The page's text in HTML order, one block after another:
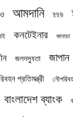
আমদানি ইইউ
কনটেইনার কানাডা
জলদস্যুতা জাপান
প্রতিমন্ত্রী
বাংলাদেশ ব্যাংক